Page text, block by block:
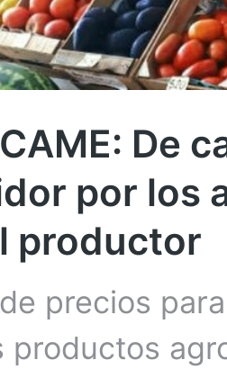
De
por los
productor
precios
productos